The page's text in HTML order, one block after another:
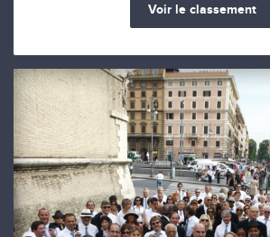
Voir le classement